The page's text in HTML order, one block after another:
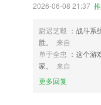
2026-06-08 21:37
尉迟芝毅 ：战斗
胜。
来自
单于全忠 ：这个
家。
来自
更多回复